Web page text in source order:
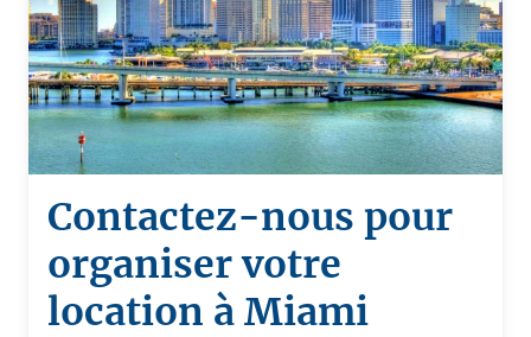
Contactez-nous pour
organiser votre
location à Miami